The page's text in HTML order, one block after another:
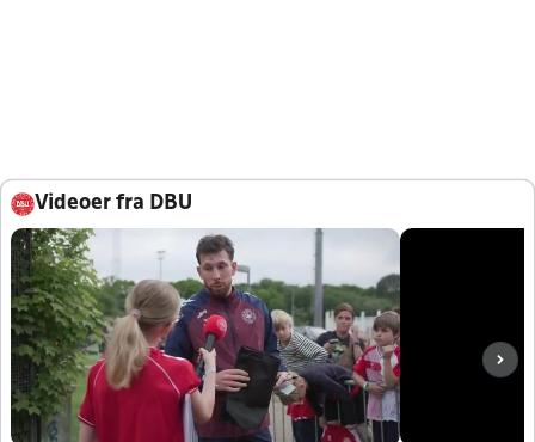
Videoer fra DBU